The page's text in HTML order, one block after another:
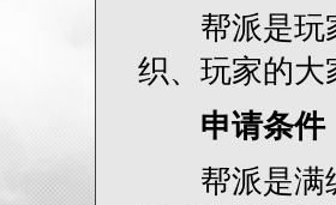
帮派是玩家
织、玩家的大
申请条件
帮派是满级